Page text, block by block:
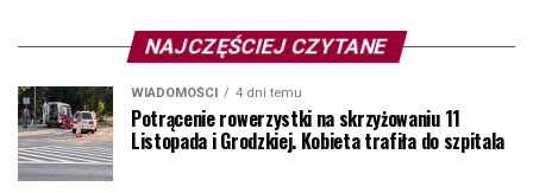
NAJCZĘŚCIEJ CZYTANE
WIADOMOŚCI 4 dni temu
Potrącenie rowerzystki na skrzyżowaniu 11
Listopada i Grodzkiej. Kobieta trafiła do szpitala